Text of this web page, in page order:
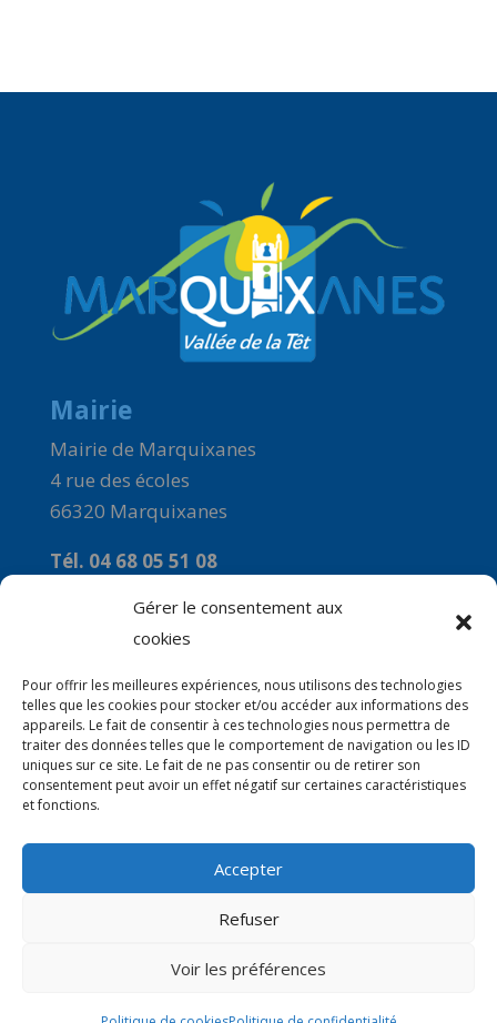
Gérer le consentement aux
cookies
Pour offrir les meilleures expériences, nous utilisons des technologies
telles que les cookies pour stocker et/ou accéder aux informations des
appareils. Le fait de consentir à ces technologies nous permettra de
traiter des données telles que le comportement de navigation ou les ID
uniques sur ce site. Le fait de ne pas consentir ou de retirer son
consentement peut avoir un effet négatif sur certaines caractéristiques
et fonctions.
Accepter
Refuser
Voir les préférences
Mairie
Mairie de Marquixanes
4 rue des écoles
66320 Marquixanes
Tél. 04 68 05 51 08
Horaires
Du Lundi au Vendredi : 9h00 à 12H00
Le mercredi : 14H00 à 16H00
© 2026 Mairie de Marquixanes | Site Internet